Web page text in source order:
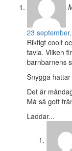
23
Riktigt coolt
tavla. Vilken
barnbarnens
Snygga
Det är
Må så gott
Laddar...